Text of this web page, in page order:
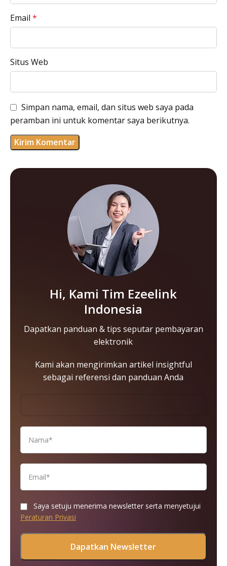
Email *
Situs Web
Simpan nama, email, dan situs web saya pada
peramban ini untuk komentar saya berikutnya.
Hi, Kami Tim Ezeelink
Indonesia
Dapatkan panduan & tips seputar pembayaran
elektronik
Kami akan mengirimkan artikel insightful
sebagai referensi dan panduan Anda
Saya setuju menerima newsletter serta menyetujui
Peraturan Privasi